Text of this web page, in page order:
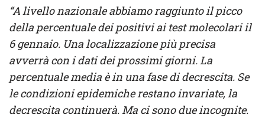
“A livello nazionale abbiamo raggiunto il picco
della percentuale dei positivi ai test molecolari il
6 gennaio. Una localizzazione più precisa
avverrà con i dati dei prossimi giorni. La
percentuale media è in una fase di decrescita. Se
le condizioni epidemiche restano invariate, la
decrescita continuerà. Ma ci sono due incognite.